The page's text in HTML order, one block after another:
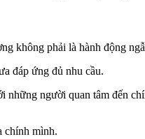
không phải là hành động
đáp ứng đủ nhu cầu.
người quan tâm đến
chính mình.